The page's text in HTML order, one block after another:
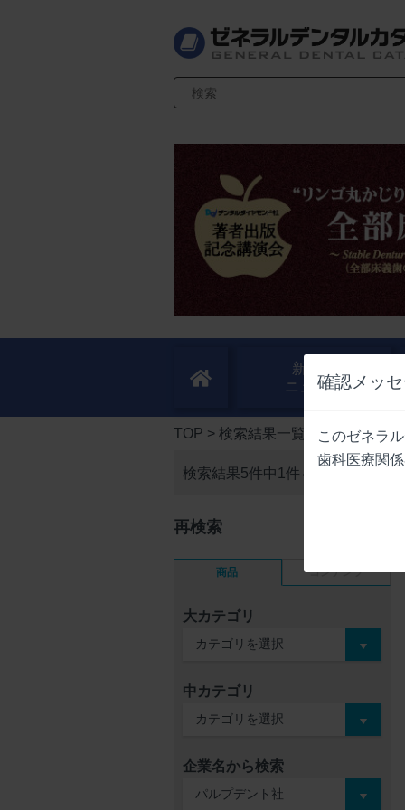
確認メッ
このゼネラ
歯科医療関
検索キーワード入力
新製品
ニュース
TOP > 検索結果一覧
検索結果5件中 1件～5件を表示
再検索
商品 コンテンツ
大カテゴリ
中カテゴリ
企業名から検索